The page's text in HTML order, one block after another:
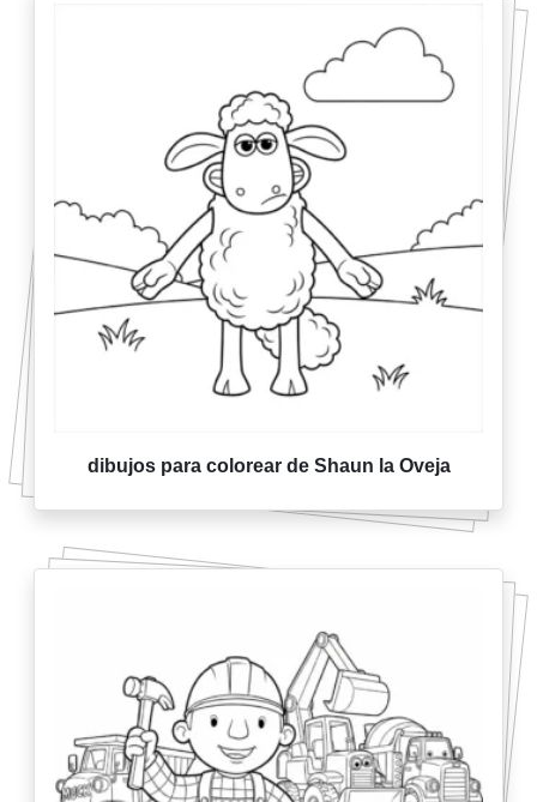
dibujos para colorear de Shaun la Oveja